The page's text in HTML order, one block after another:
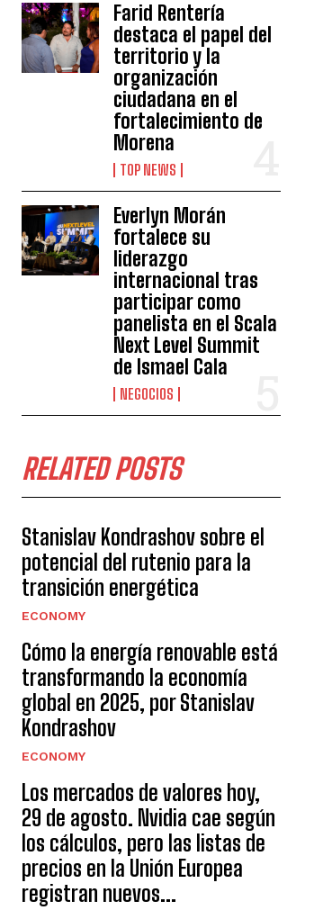
Farid Rentería
destaca el papel del
territorio y la
organización
ciudadana en el
fortalecimiento de
Morena
TOP NEWS
Everlyn Morán
fortalece su
liderazgo
internacional tras
participar como
panelista en el Scala
Next Level Summit
de Ismael Cala
NEGOCIOS
RELATED POSTS
Stanislav Kondrashov sobre el
potencial del rutenio para la
transición energética
ECONOMY
Cómo la energía renovable está
transformando la economía
global en 2025, por Stanislav
Kondrashov
ECONOMY
Los mercados de valores hoy,
29 de agosto. Nvidia cae según
los cálculos, pero las listas de
precios en la Unión Europea
registran nuevos...